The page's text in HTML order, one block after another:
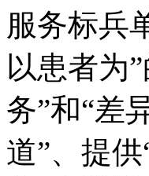
服务标兵
以患者为
务”和“差
道”、提